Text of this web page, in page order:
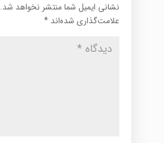
نشانی ایمیل شما منتشر نخواهد شد.
علامت‌گذاری شده‌اند *